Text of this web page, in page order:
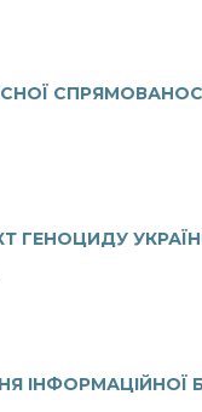
ГЕНОЦИДУ
ІНФОРМАЦІЙНОЇ